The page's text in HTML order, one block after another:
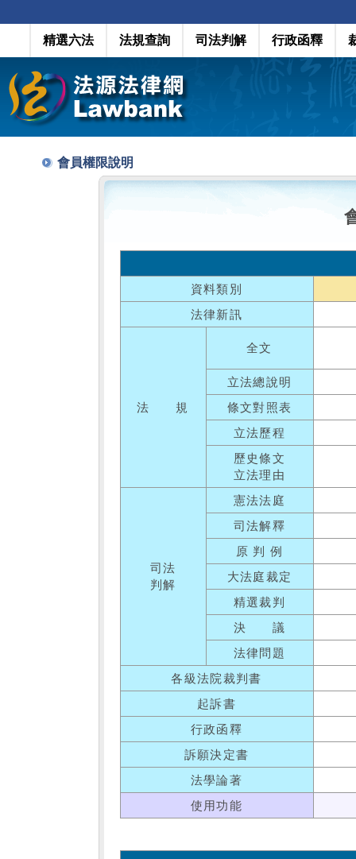
精選六法 法規查詢 司法判解 行政函釋
會員權限說明
資料類別
法律新訊
法 規
全文
立法總說明
條文對照表
立法歷程
歷史條文
立法理由
司法
判解
憲法法庭
司法解釋
原 判 例
大法庭裁定
精選裁判
決 議
法律問題
各級法院裁判書
起訴書
行政函釋
訴願決定書
法學論著
使用功能